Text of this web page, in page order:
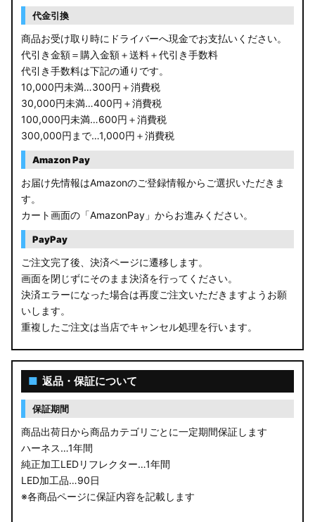
RP6/7 ステップワゴン
RP1/2 RP3/4 ステップワゴン/スパーダ
RK5/6 ステップワゴンスパーダ
RC1/2 オデッセイ
GB5〜8 フリード
GR フィット
GP5/6 GK3〜6 フィット
MK53S スペーシアカスタム
MA37S/MA27S ソリオ / ソリオ バンディット
MA26S/MA36S ソリオ
ZC33S スイフトスポーツ
LA650S タントカスタム
LA600S タントカスタム
LA150S ムーヴカスタム
LA700S ウェイク
GN0W アウトランダー
代金引換
商品お受け取り時にドライバーへ現金でお支払いください。
代引き金額＝購入金額＋送料＋代引き手数料
代引き手数料は下記の通りです。
10,000円未満…300円＋消費税
30,000円未満…400円＋消費税
100,000円未満…600円＋消費税
300,000円まで…1,000円＋消費税
Amazon Pay
お届け先情報はAmazonのご登録情報からご選択いただきま
す。
カート画面の「AmazonPay」からお進みください。
PayPay
ご注文完了後、決済ページに遷移します。
画面を閉じずにそのまま決済を行ってください。
決済エラーになった場合は再度ご注文いただきますようお願
いします。
重複したご注文は当店でキャンセル処理を行います。
■ 返品・保証について
保証期間
商品出荷日から商品カテゴリごとに一定期間保証します
ハーネス…1年間
純正加工LEDリフレクター…1年間
LED加工品…90日
※各商品ページに保証内容を記載します